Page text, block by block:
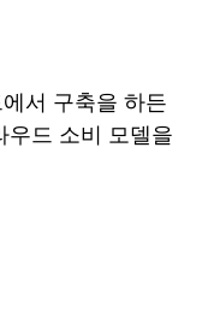
서 구축을 하든
우드 소비 모델을